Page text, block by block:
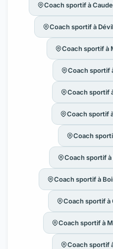
Coach sportif à
Coach sportif à
Coach sportif à
Coach sportif
Coach sportif
Coach sportif
Coach
Coach sportif
Coach sportif à
Coach sportif à
Coach sportif à
Coach sportif